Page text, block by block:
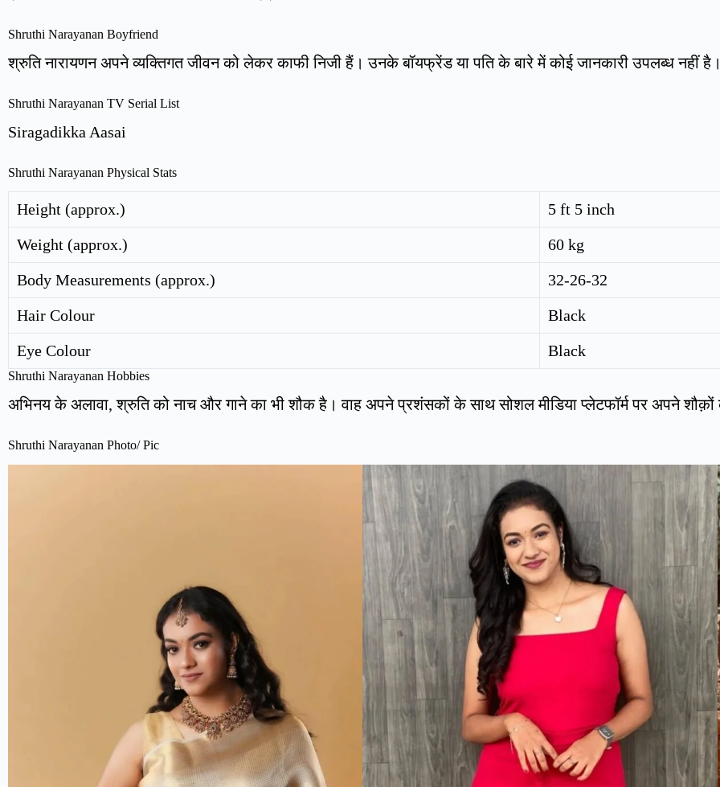
Shruthi Narayanan Boyfriend
श्रुति नारायणन अपने व्यक्तिगत जीवन को लेकर काफी निजी हैं। उनके बॉयफ्रेंड या पति के बारे में कोई जानकारी उपलब्ध नहीं
Shruthi Narayanan TV Serial List
Siragadikka Aasai
Shruthi Narayanan Physical Stats
Height (approx.)
5 ft 5 inch
Weight (approx.)
60 kg
Body Measurements (approx.)
32-26-32
Hair Colour
Black
Eye Colour
Black
Shruthi Narayanan Hobbies
अभिनय के अलावा, श्रुति को नाच और गाने का भी शौक है। वाह अपने प्रशंसकों के साथ सोशल मीडिया प्लेटफॉर्म पर अपने
Shruthi Narayanan Photo/ Pic